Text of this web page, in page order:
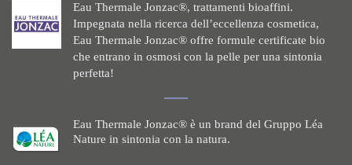
Eau Thermale Jonzac®, trattamenti bioaffini.
Impegnata nella ricerca dell’eccellenza cosmetica,
Eau Thermale Jonzac® offre formule certificate bio
che entrano in osmosi con la pelle per una sintonia
perfetta!
Eau Thermale Jonzac® è un brand del Gruppo Léa
Nature in sintonia con la natura.